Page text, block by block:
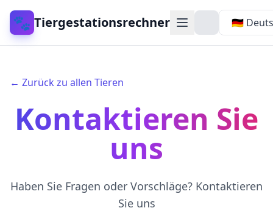
🐾 Tiergestationsrechner
← Zurück zu allen Tieren
Kontaktieren Sie
uns
Haben Sie Fragen oder Vorschläge? Kontaktieren
Sie uns